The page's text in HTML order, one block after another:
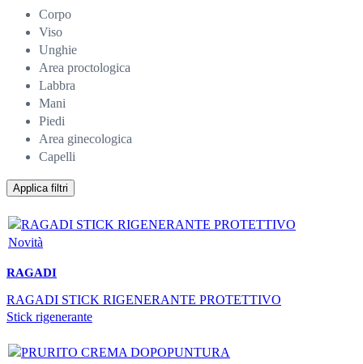
Corpo
Viso
Unghie
Area proctologica
Labbra
Mani
Piedi
Area ginecologica
Capelli
Applica filtri
Novità
RAGADI
RAGADI STICK RIGENERANTE PROTETTIVO
Stick rigenerante